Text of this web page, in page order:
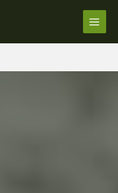
Main
en La